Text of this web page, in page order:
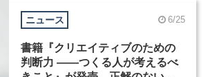
ニュース 6/25
書籍『クリエイティブのための
判断力 ――つくる人が考えるべ